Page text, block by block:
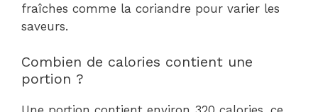
fraîches comme la coriandre pour varier les
saveurs.
Combien de calories contient une
portion ?